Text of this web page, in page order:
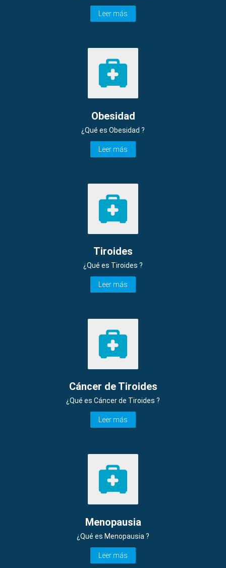
Leer más
Obesidad
¿Qué es Obesidad ?
Leer más
Tiroides
¿Qué es Tiroides ?
Leer más
Cáncer de Tiroides
¿Qué es Cáncer de Tiroides ?
Leer más
Menopausia
¿Qué es Menopausia ?
Leer más